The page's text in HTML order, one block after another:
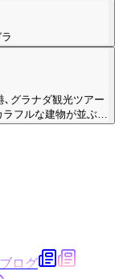
､グラナダ観光ツアー
フルな建物が並ぶ…
ブログ